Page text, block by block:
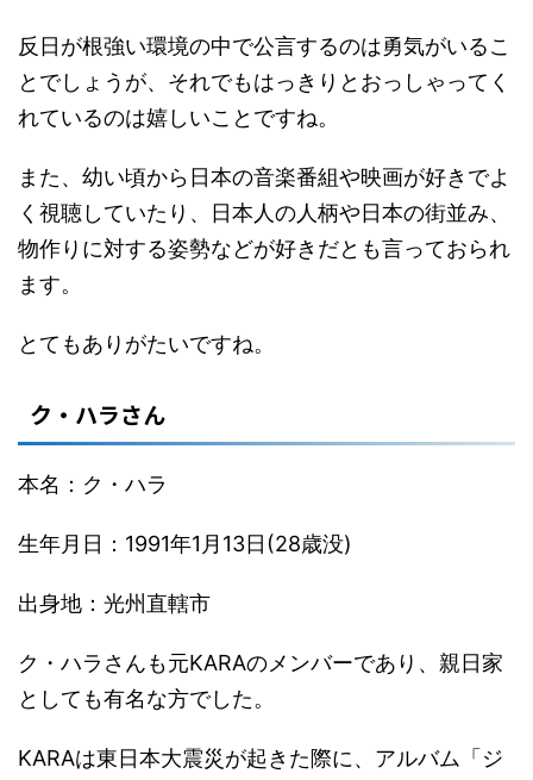
反日が根強い環境の中で公言するのは勇気がいるこ
とでしょうが、それでもはっきりとおっしゃってく
れているのは嬉しいことですね。
また、幼い頃から日本の音楽番組や映画が好きでよ
く視聴していたり、日本人の人柄や日本の街並み、
物作りに対する姿勢などが好きだとも言っておられ
ます。
とてもありがたいですね。
ク・ハラさん
本名：ク・ハラ
生年月日：1991年1月13日(28歳没)
出身地：光州直轄市
ク・ハラさんも元KARAのメンバーであり、親日家
としても有名な方でした。
KARAは東日本大震災が起きた際に、アルバム「ジ